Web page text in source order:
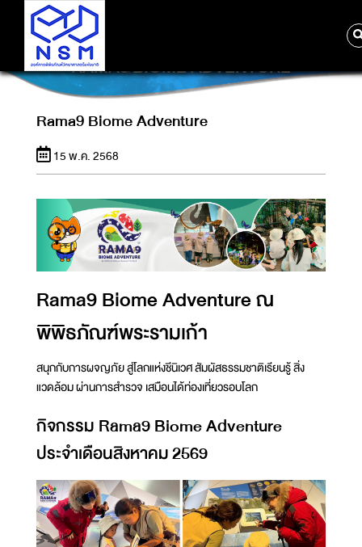
RAMA9 BIOME ADVENTURE
Rama9 Biome Adventure
15 พ.ค. 2568
Rama9 Biome Adventure ณ
พิพิธภัณฑ์พระรามเก้า
สนุกกับการผจญภัย สู่โลกแห่งชีนิเวศ สัมผัสธรรมชาติเรียนรู้ สิ่ง
แวดล้อม ผ่านการสำรวจ เสมือนได้ท่องเที่ยวรอบโลก
กิจกรรม Rama9 Biome Adventure
ประจำเดือนสิงหาคม 2569